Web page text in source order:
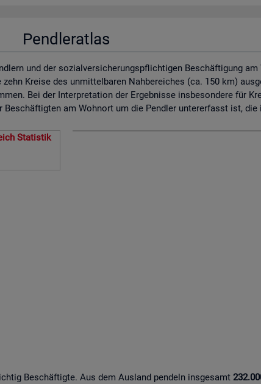
Pendleratlas
und der sozialversicherungspflichtigen Beschäftigung
Kreise des unmittelbaren Nahbereiches (ca. 150 km)
Bei der Interpretation der Ergebnisse insbesondere für
am Wohnort um die Pendler untererfasst ist, die
Statistik
Beschäftigte. Aus dem Ausland pendeln insgesamt